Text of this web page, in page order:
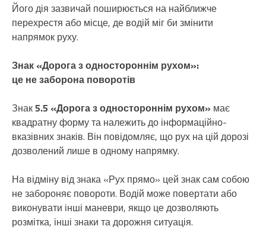
Його дія зазвичай поширюється на найближче
перехрестя або місце, де водій міг би змінити
напрямок руху.
Знак «Дорога з одностороннім рухом»:
це не заборона поворотів
Знак5.5 «Дорога з одностороннім рухом» має
квадратну форму та належить до інформаційно-
вказівних знаків. Він повідомляє, що рух на цій дорозі
дозволений лише в одному напрямку.
На відміну від знака «Рух прямо» цей знак сам собою
не забороняє повороти. Водій може повертати або
виконувати інші маневри, якщо це дозволяють
розмітка, інші знаки та дорожня ситуація.